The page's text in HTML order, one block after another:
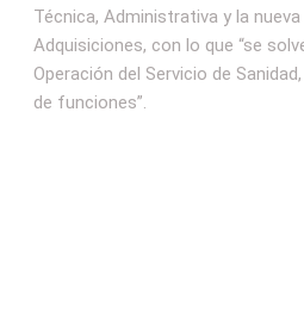
Técnica, Administrativa y la
Adquisiciones, con lo que “se
Operación del Servicio de
de funciones”.